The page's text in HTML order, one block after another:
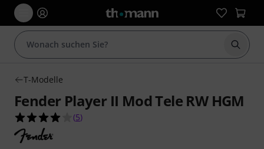
Suche
T-Modelle
Fender Player II Mod Tele RW HGM
4.0 von 5 Sternen aus 5 Kundenbewertungen
(5)